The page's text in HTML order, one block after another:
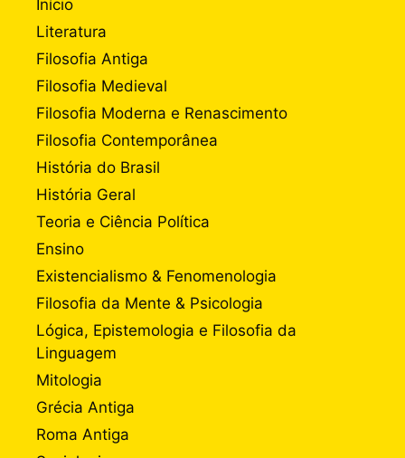
Início
Literatura
Filosofia Antiga
Filosofia Medieval
Filosofia Moderna e Renascimento
Filosofia Contemporânea
História do Brasil
História Geral
Teoria e Ciência Política
Ensino
Existencialismo & Fenomenologia
Filosofia da Mente & Psicologia
Lógica, Epistemologia e Filosofia da
Linguagem
Mitologia
Grécia Antiga
Roma Antiga